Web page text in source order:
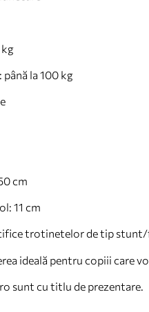
la 100 kg
cm
11 cm
trotinetelor de tip
ideală pentru copiii care
sunt cu titlu de prezentare.